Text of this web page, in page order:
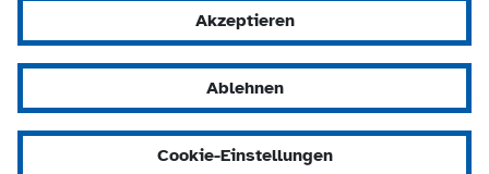
Akzeptieren
Ablehnen
Cookie-Einstellungen